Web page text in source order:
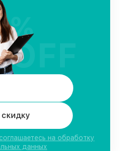
на обработку
данных
%
OFF